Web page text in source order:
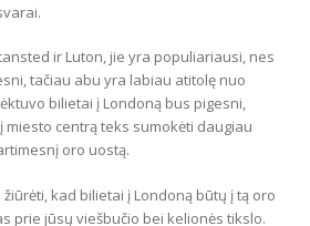
ir Luton, jie yra populiariausi, nes
tačiau abu yra labiau atitolę nuo
bilietai į Londoną bus pigesni,
centrą teks sumokėti daugiau
oro uostą.
kad bilietai į Londoną būtų į tą oro
prie jūsų viešbučio bei kelionės tikslo.